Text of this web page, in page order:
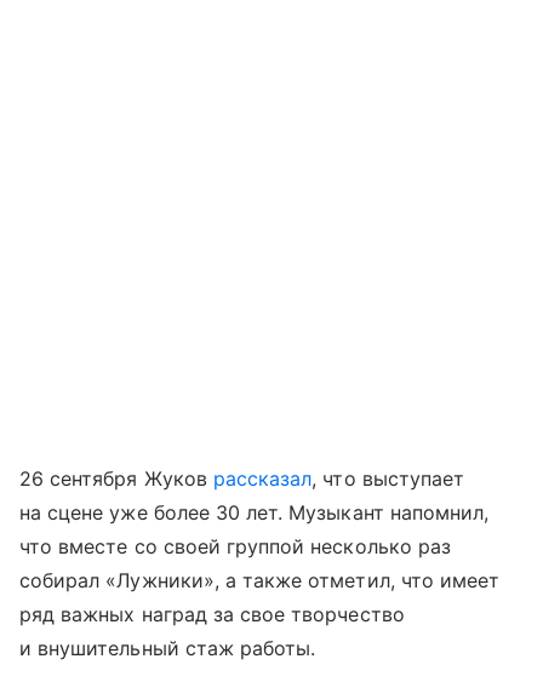
26 сентября Жуков рассказал, что выступает
на сцене уже более 30 лет. Музыкант напомнил,
что вместе со своей группой несколько раз
собирал «Лужники», а также отметил, что имеет
ряд важных наград за свое творчество
и внушительный стаж работы.